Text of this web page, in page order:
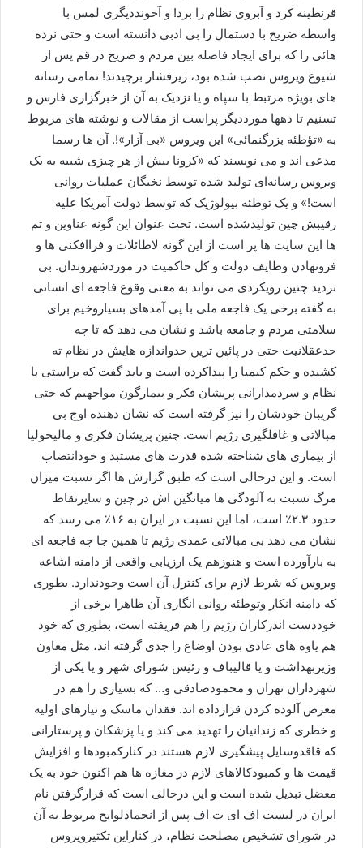
قرنطینه کرد و آبروی نظام را برد! و آخونددیگری لمس با
واسطه ضریح با دستمال را بی ادبی دانسته است و حتی نرده
هائی را که برای ایجاد فاصله بین مردم و ضریح در قم پس از
شیوع ویروس نصب شده بود، زیرفشار برچیدند! تمامی رسانه
های بویژه مرتبط با سپاه و یا نزدیک به آن از خبرگزاری فارس و
تسنیم تا دهها مورددیگر پراست از مقالات و نوشته های مربوط
به «تؤطئه بزرگنمائی» این ویروس «بی آزار»!. آن ها رسما
مدعی اند و می نویسند که «کرونا بیش از هر چیزی شبیه به یک
ویروس رسانه‌ای تولید شده توسط نخبگان عملیات روانی
است!» و یک توطئه بیولوژیک که توسط دولت آمریکا علیه
رقیبش چین تولیدشده است. تحت عنوان این گونه عناوین و تم
ها این سایت ها پر است از این گونه لاطائلات و فراافکنی ها و
فرونهادن وظایف دولت و کل حاکمیت در موردشهروندان. بی
تردید چنین رویکردی می تواند به معنی وقوع فاجعه ای انسانی
به گفته برخی یک فاجعه ملی با پی آمدهای بسیاروخیم برای
سلامتی مردم و جامعه باشد و نشان می دهد که تا چه
حدعقلانیت حتی در پائین ترین حدواندازه هایش در نظام ته
کشیده و حکم کیمیا را پیداکرده است و باید گفت که براستی با
نظام و سردمدارانی پریشان فکر و بیمارگون مواجهیم که حتی
گریبان خودشان را نیز گرفته است که نشان دهنده اوج بی
مبالاتی و غافلگیری رژیم است. چنین پریشان فکری و مالیخولیا
از بیماری های شناخته شده قدرت های مستبد و خودانتصاب
است. و این درحالی است که طبق گزارش ها اگر نسبت میزان
مرگ نسبت به آلودگی ها میانگین اش در چین و سایرنقاط
حدود ۲.۳٪ است، اما این نسبت در ایران به ۱۶٪ می رسد که
نشان می دهد بی مبالاتی عمدی رژیم تا همین جا چه فاجعه ای
به بارآورده است و هنوزهم یک ارزیابی واقعی از دامنه اشاعه
ویروس که شرط لازم برای کنترل آن است وجودندارد. بطوری
که دامنه انکار وتوطئه روانی انگاری آن ظاهرا برخی از
خوددست اندرکاران رژیم را هم فریفته است، بطوری که خود
هم یاوه های عادی بودن اوضاع را جدی گرفته اند، مثل معاون
وزیربهداشت و یا قالیباف و رئیس شورای شهر و یا یکی از
شهرداران تهران و محمودصادقی و… که بسیاری را هم در
معرض آلوده کردن قرارداده اند. فقدان ماسک و نیازهای اولیه
و خطری که زندانیان را تهدید می کند و یا پزشکان و پرستارانی
که قاقدوسایل پیشگیری لازم هستند در کنارکمبودها و افزایش
قیمت ها و کمبودکالاهای لازم در مغازه ها هم اکنون خود به یک
معضل تبدیل شده است و این درحالی است که قرارگرفتن نام
ایران در لیست اف ای ت اف پس از انجمادلوایح مربوط به آن
در شورای تشخیص مصلحت نظام، در کناراین تکثیرویروس